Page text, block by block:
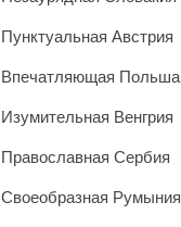
Пунктуальная Австрия
Впечатляющая Польша
Изумительная Венгрия
Православная Сербия
Своеобразная Румыния